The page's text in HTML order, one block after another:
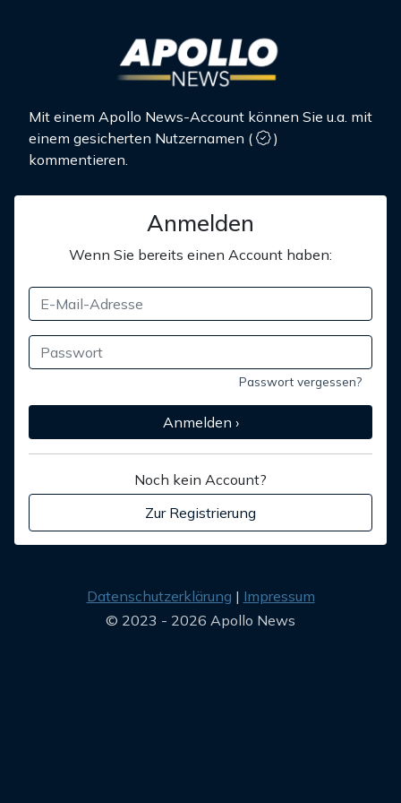
Mit einem Apollo News-Account können Sie u.a. mit
einem gesicherten Nutzernamen (
)
kommentieren.
Anmelden
Wenn Sie bereits einen Account haben:
Passwort vergessen?
Anmelden ›
Noch kein Account?
Zur Registrierung
Datenschutzerklärung
Impressum
© 2023 - 2026 Apollo News